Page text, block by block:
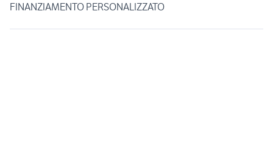
FINANZIAMENTO PERSONALIZZATO